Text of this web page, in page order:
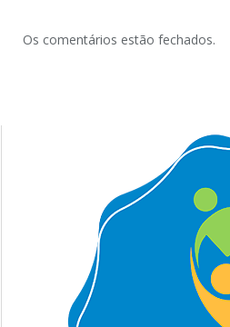
Os comentários estão fechados.